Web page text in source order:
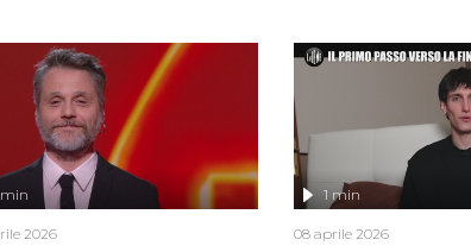
min
2026
1 min
08 aprile 2026